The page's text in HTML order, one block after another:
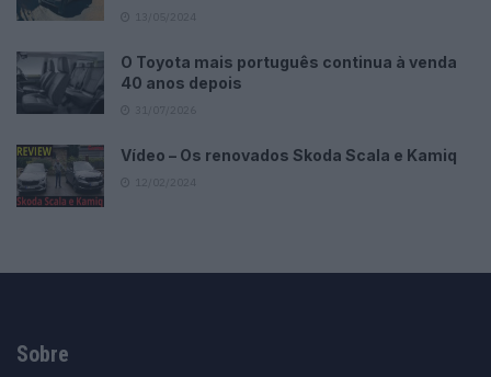
O Toyota mais português continua à venda
40 anos depois
Vídeo – Os renovados Skoda Scala e Kamiq
Sobre